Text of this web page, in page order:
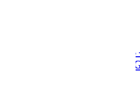
ETAPE 5 – mardi 29
des Gazelles 2016 –